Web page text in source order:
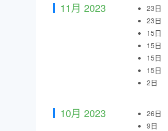
11月 2023 23日
23日
15日
15日
15日
15日
2日
10月 2023 26日
9日